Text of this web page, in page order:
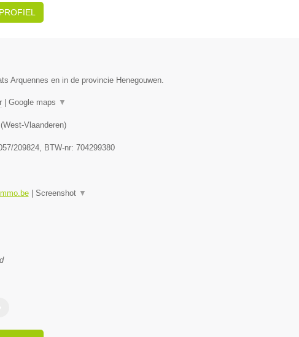
Arquennes en in de provincie Henegouwen.
| Google maps ▼
West-Vlaanderen)
209824, BTW-nr: 704299380
| Screenshot ▼